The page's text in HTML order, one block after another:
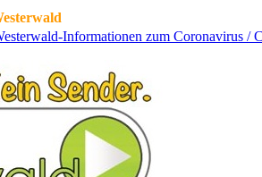
Informationen zum Coronavirus /